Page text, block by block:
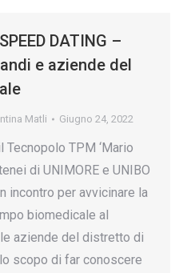
DATING –
e aziende del
Matli Giugno 24, 2022
Tecnopolo TPM ‘Mario
di UNIMORE e UNIBO
incontro per avvicinare la
biomedicale al
aziende del distretto di
scopo di far conoscere